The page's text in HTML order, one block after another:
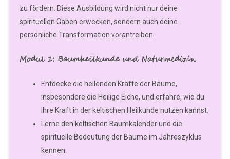
zu fördern. Diese Ausbildung wird nicht nur deine
spirituellen Gaben erwecken, sondern auch deine
persönliche Transformation vorantreiben.
Modul 1: Baumheilkunde und Naturmedizin
Entdecke die heilenden Kräfte der Bäume,
insbesondere die Heilige Eiche, und erfahre, wie du
ihre Kraft in der keltischen Heilkunde nutzen kannst.
Lerne den keltischen Baumkalender und die
spirituelle Bedeutung der Bäume im Jahreszyklus
kennen.